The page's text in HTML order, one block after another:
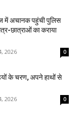
में अचानक पहुंची पुलिस
छात्राओं का कराया
2026 0
के चरण, अपने हाथों से
2026 0